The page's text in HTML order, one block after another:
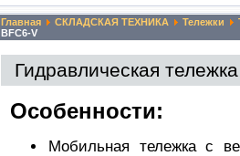
Главная СКЛАДСКАЯ ТЕХНИКА Тележки
BFC6-V
Гидравлическая
Особенности:
Мобильная тележка с